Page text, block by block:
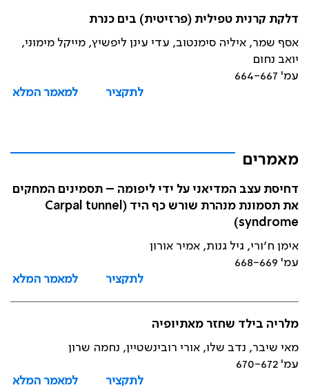
דלקת קרנית טפילית (פרזיטית) בים כנרת
אסף שמר, איליה סימנטוב, עדי עינן ליפשיץ, מייקל מימוני,
יואב נחום
עמ' 664-667
לתקציר
למאמר המלא
מאמרים
דחיסת עצב המדיאני על ידי ליפומה – תסמינים המחקים
את תסמונת מנהרת שורש כף היד (Carpal tunnel
syndrome)
אימן ח׳ורי, גיל גנות, אמיר אורון
עמ' 668-669
לתקציר
למאמר המלא
מלריה בילד שחזר מאתיופיה
מאי שיבר, נדב שלו, אורי רובינשטיין, נחמה שרון
עמ' 670-672
לתקציר
למאמר המלא